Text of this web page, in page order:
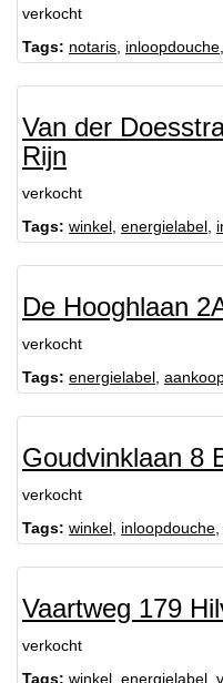
verkocht
Tags: notaris inloopdouche
Van der
Rijn
verkocht
Tags: winkel energielabel
De Hooghlaan
verkocht
Tags: energielabel
Goudvinklaan 8
verkocht
Tags: winkel inloopdouche
Vaartweg 179
verkocht
Tags: winkel energielabel